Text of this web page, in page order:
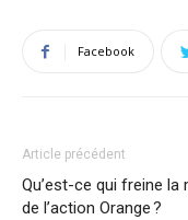
Facebook
Article précédent
Qu’est-ce qui freine la
de l’action Orange ?